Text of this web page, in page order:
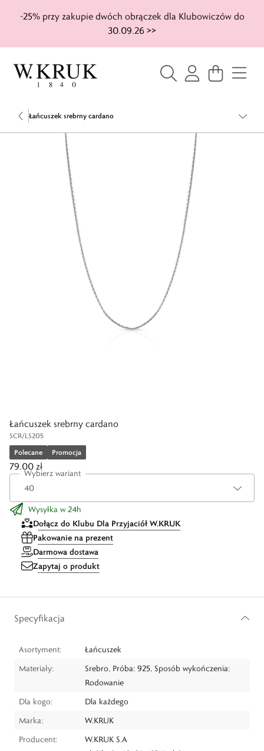
-25% przy zakupie dwóch obrączek dla Klubowiczów do
30.09.26 >>
Łańcuszek srebrny cardano
Łańcuszek srebrny cardano
SCR/LS205
Polecane
Promocja
79,00 zł
Wybierz wariant
Wysyłka w 24h
Dołącz do Klubu Dla Przyjaciół W.KRUK
Pakowanie na prezent
Darmowa dostawa
Zapytaj o produkt
Specyfikacja
Asortyment:
Łańcuszek
Materiały:
Srebro, Próba: 925, Sposób wykończenia:
Rodowanie
Dla kogo:
Dla każdego
Marka:
W.KRUK
Producent:
W.KRUK S.A